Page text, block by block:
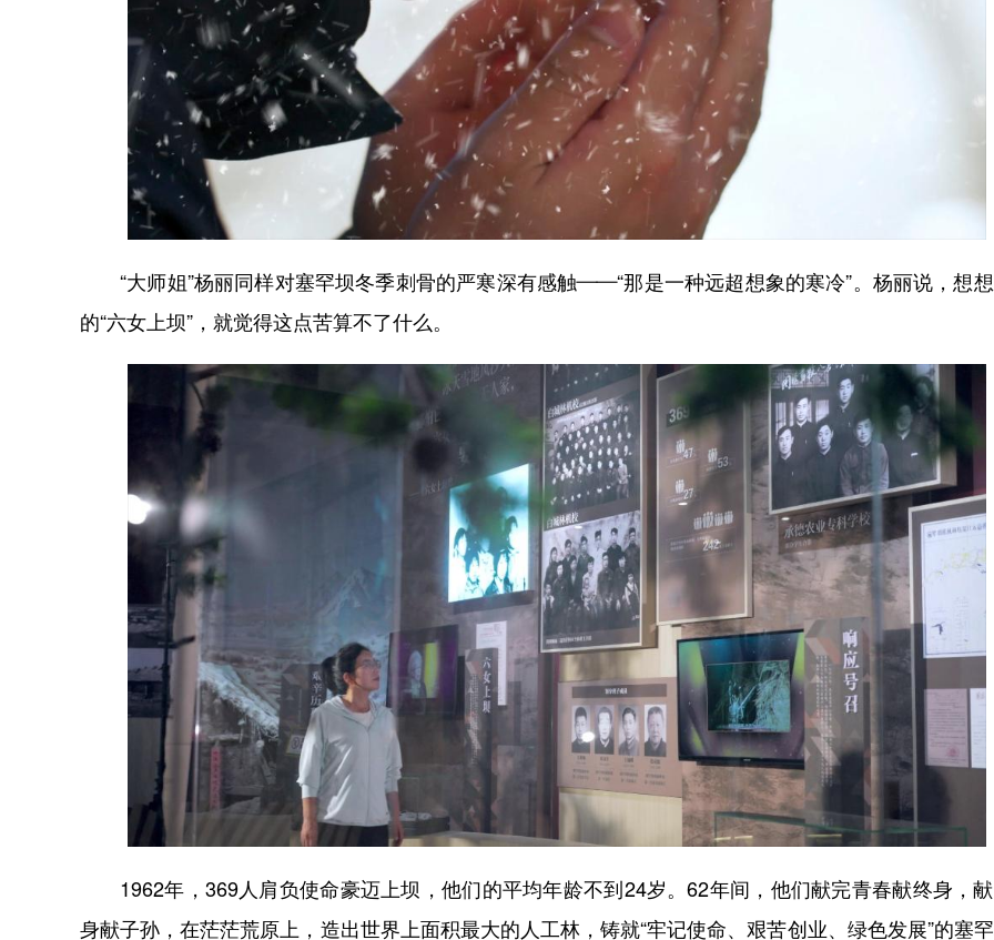
“大师姐”杨丽同样对塞罕坝冬季刺骨的严寒深有感触——“那是一种远超想象的寒冷”。杨丽说，想
的“六女上坝”，就觉得这点苦算不了什么。
1962年，369人肩负使命豪迈上坝，他们的平均年龄不到24岁。62年间，他们献完青春献终身，
身献子孙，在茫茫荒原上，造出世界上面积最大的人工林，铸就“牢记使命、艰苦创业、绿色发展”的塞